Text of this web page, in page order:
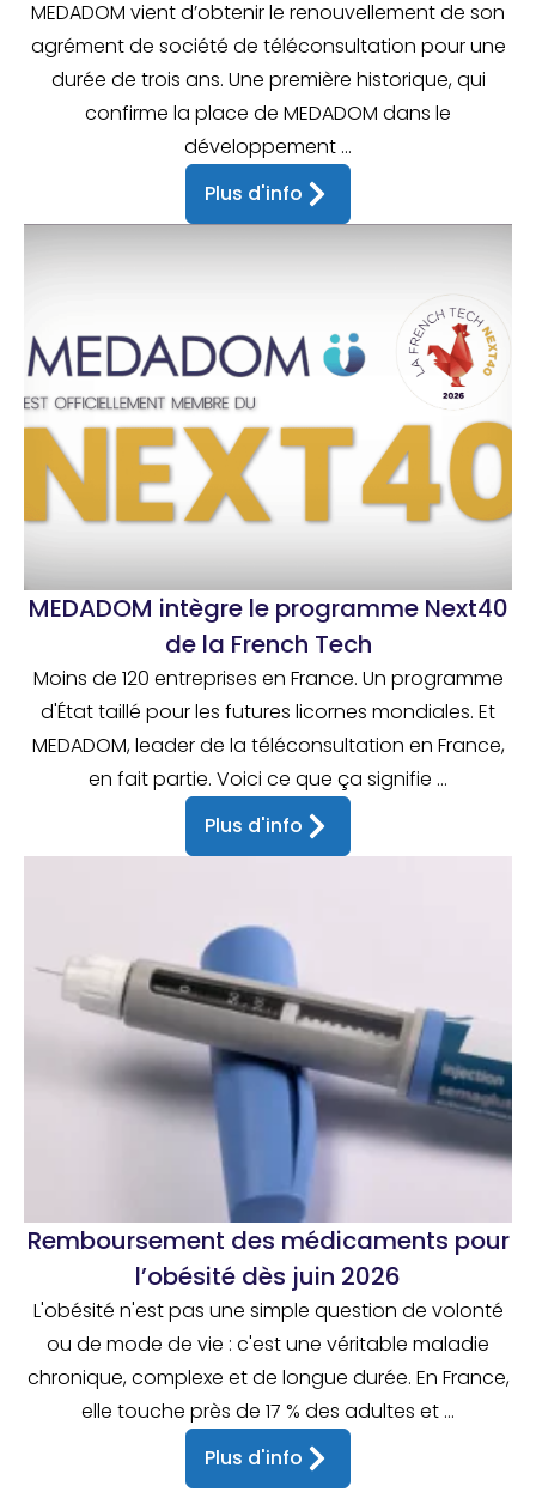
MEDADOM vient d’obtenir le renouvellement de son
agrément de société de téléconsultation pour une
durée de trois ans. Une première historique, qui
confirme la place de MEDADOM dans le
développement ...
Plus d'info
MEDADOM intègre le programme Next40
de la French Tech
Moins de 120 entreprises en France. Un programme
d'État taillé pour les futures licornes mondiales. Et
MEDADOM, leader de la téléconsultation en France,
en fait partie. Voici ce que ça signifie ...
Plus d'info
Remboursement des médicaments pour
l’obésité dès juin 2026
L'obésité n'est pas une simple question de volonté
ou de mode de vie : c'est une véritable maladie
chronique, complexe et de longue durée. En France,
elle touche près de 17 % des adultes et ...
Plus d'info